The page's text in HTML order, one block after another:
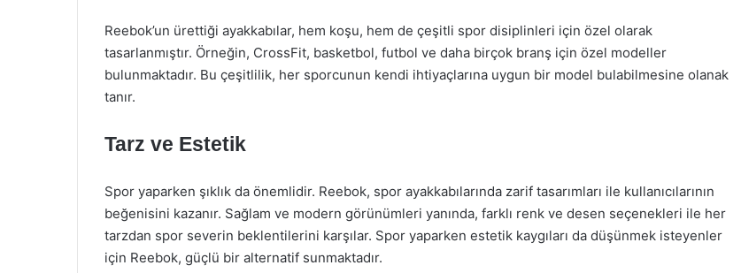
Reebok’un ürettiği ayakkabılar, hem koşu, hem de çeşitli spor disiplinleri için özel olarak
tasarlanmıştır. Örneğin, CrossFit, basketbol, futbol ve daha birçok branş için özel modeller
bulunmaktadır. Bu çeşitlilik, her sporcunun kendi ihtiyaçlarına uygun bir model bulabilmesine olanak
tanır.
Tarz ve Estetik
Spor yaparken şıklık da önemlidir. Reebok, spor ayakkabılarında zarif tasarımları ile kullanıcılarının
beğenisini kazanır. Sağlam ve modern görünümleri yanında, farklı renk ve desen seçenekleri ile her
tarzdan spor severin beklentilerini karşılar. Spor yaparken estetik kaygıları da düşünmek isteyenler
için Reebok, güçlü bir alternatif sunmaktadır.